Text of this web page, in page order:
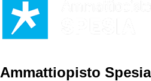
Ammattiopisto